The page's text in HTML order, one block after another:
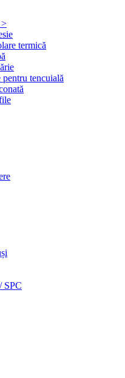
termică
pentru tencuială
SPC